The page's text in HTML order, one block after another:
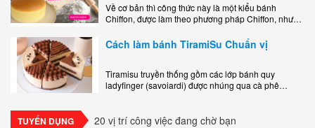
Về cơ bản thì công thức này là một kiểu bánh
Chiffon, được làm theo phương pháp Chiffon, nhưng
ngon, làm..
Cách làm bánh TiramiSu Chuẩn vị
Tiramisu truyền thống gồm các lớp bánh quy
ladyfinger (savoiardi) được nhúng qua cà phê
TUYỂN DỤNG 20 vị trí công việc đang chờ bạn